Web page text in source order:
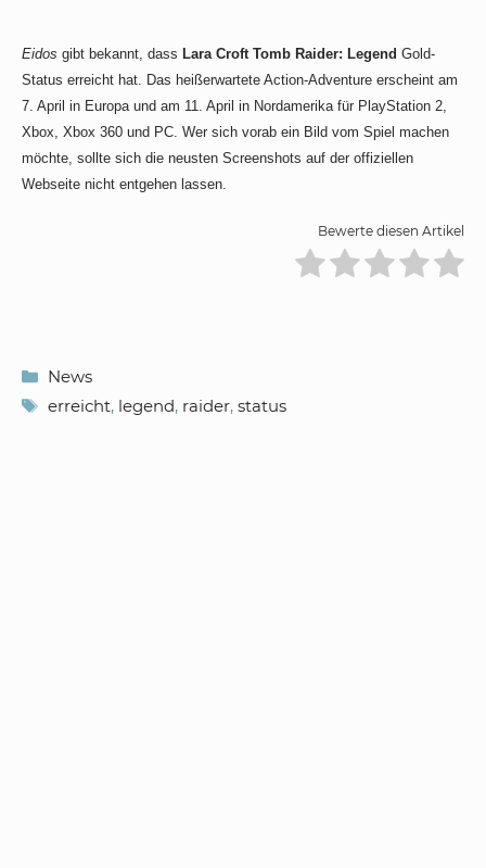
Eidos gibt bekannt, dass Lara Croft Tomb Raider: Legend Gold-
Status erreicht hat. Das heißerwartete Action-Adventure erscheint am
7. April in Europa und am 11. April in Nordamerika für PlayStation 2,
Xbox, Xbox 360 und PC. Wer sich vorab ein Bild vom Spiel machen
möchte, sollte sich die neusten Screenshots auf der offiziellen
Webseite nicht entgehen lassen.
Bewerte diesen Artikel
Kategorien
News
Schlagwörter
erreicht, legend, raider, status